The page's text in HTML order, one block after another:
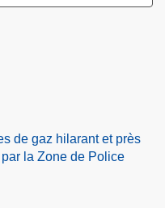
de gaz hilarant et près
la Zone de Police